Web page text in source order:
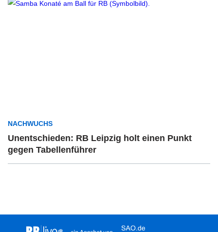
NACHWUCHS
Unentschieden: RB Leipzig holt einen Punkt
gegen Tabellenführer